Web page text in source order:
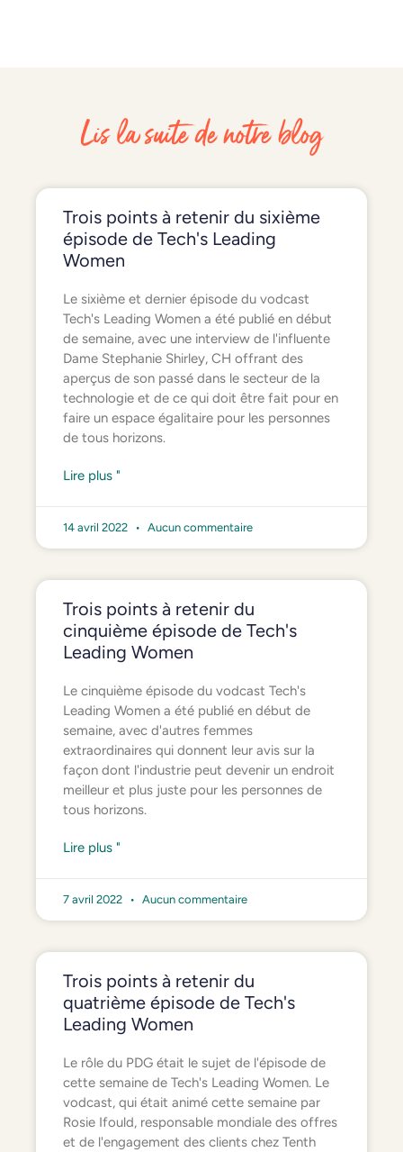
Lis la suite de notre blog
Trois points à retenir du sixième
épisode de Tech's Leading
Women
Le sixième et dernier épisode du vodcast
Tech's Leading Women a été publié en début
de semaine, avec une interview de l'influente
Dame Stephanie Shirley, CH offrant des
aperçus de son passé dans le secteur de la
technologie et de ce qui doit être fait pour en
faire un espace égalitaire pour les personnes
de tous horizons.
Lire plus "
14 avril 2022 Aucun commentaire
Trois points à retenir du
cinquième épisode de Tech's
Leading Women
Le cinquième épisode du vodcast Tech's
Leading Women a été publié en début de
semaine, avec d'autres femmes
extraordinaires qui donnent leur avis sur la
façon dont l'industrie peut devenir un endroit
meilleur et plus juste pour les personnes de
tous horizons.
Lire plus "
7 avril 2022 Aucun commentaire
Trois points à retenir du
quatrième épisode de Tech's
Leading Women
Le rôle du PDG était le sujet de l'épisode de
cette semaine de Tech's Leading Women. Le
vodcast, qui était animé cette semaine par
Rosie Ifould, responsable mondiale des offres
et de l'engagement des clients chez Tenth